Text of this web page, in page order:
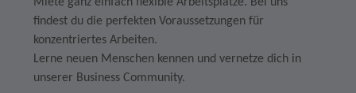
findest du die perfekten Voraussetzungen für
konzentriertes Arbeiten.
Lerne neuen Menschen kennen und vernetze dich in
unserer Business Community.